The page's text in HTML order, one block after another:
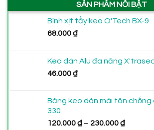
SẢN PHẨM NỔI BẬT
Bình xịt tẩy keo O'Tech BX-9
68.000₫
Keo dán Alu đa năng
46.000₫
Băng keo dán mái tôn
330
120.000₫ – 230.000₫Khoảng